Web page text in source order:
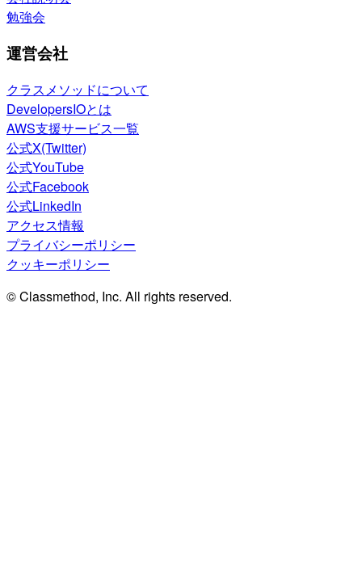
勉強会
運営会社
クラスメソッドについて
DevelopersIOとは
AWS支援サービス一覧
公式X(Twitter)
公式YouTube
公式Facebook
公式LinkedIn
アクセス情報
プライバシーポリシー
クッキーポリシー
© Classmethod, Inc. All rights reserved.